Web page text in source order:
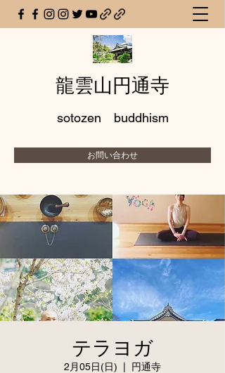
龍雲山円通寺
sotozen buddhism
お問い合わせ
テラヨガ
2月05日(日) 円通寺